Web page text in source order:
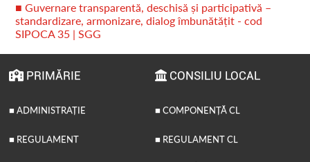
■ Guvernare transparentă, deschisă și participativă –
standardizare, armonizare, dialog îmbunătățit - cod
SIPOCA 35 | SGG
PRIMĂRIE
■ ADMINISTRAȚIE
■ REGULAMENT
CONSILIU LOCAL
■ COMPONENȚĂ CL
■ REGULAMENT CL